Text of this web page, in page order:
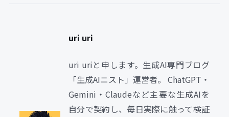
uri uri
uri uriと申します。生成AI専門ブログ
「生成AIニスト」運営者。 ChatGPT・
Gemini・Claudeなど主要な生成AIを
自分で契約し、毎日実際に触って検証